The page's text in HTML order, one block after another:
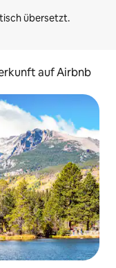
auf Airbnb